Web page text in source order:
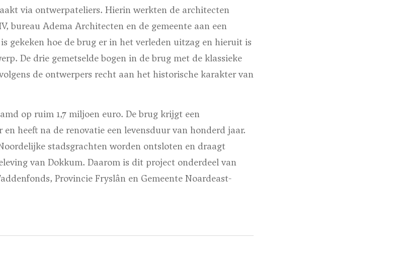
via ontwerpateliers. Hierin werkten de architecten
bureau Adema Architecten en de gemeente aan een
gekeken hoe de brug er in het verleden uitzag en hieruit is
De drie gemetselde bogen in de brug met de klassieke
de ontwerpers recht aan het historische karakter van
op ruim 1,7 miljoen euro. De brug krijgt een
heeft na de renovatie een levensduur van honderd jaar.
stadsgrachten worden ontsloten en draagt
van Dokkum. Daarom is dit project onderdeel van
Provincie Fryslân en Gemeente Noardeast-